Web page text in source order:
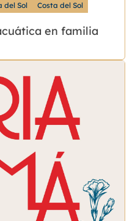
del Sol Costa del Sol
en familia